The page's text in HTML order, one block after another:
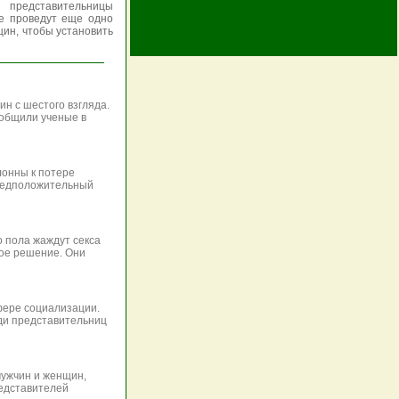
проведут еще одно
чтобы установить
с шестого взгляда.
ученые в
к потере
жаждут секса
решение. Они
социализации.
представительниц
и женщин,